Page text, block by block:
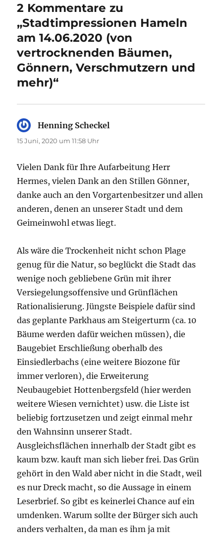
2 Kommentare zu
„Stadtimpressionen Hameln
am 14.06.2020 (von
vertrocknenden Bäumen,
Gönnern, Verschmutzern und
mehr)“
Henning Scheckel
15 Juni, 2020 um 11:58 Uhr
Vielen Dank für Ihre Aufarbeitung Herr
Hermes, vielen Dank an den Stillen Gönner,
danke auch an den Vorgartenbesitzer und allen
anderen, denen an unserer Stadt und dem
Geimeinwohl etwas liegt.
Als wäre die Trockenheit nicht schon Plage
genug für die Natur, so beglückt die Stadt das
wenige noch gebliebene Grün mit ihrer
Versiegelungsoffensive und Grünflächen
Rationalisierung. Jüngste Beispiele dafür sind
das geplante Parkhaus am Steigerturm (ca. 10
Bäume werden dafür weichen müssen), die
Baugebiet Erschließung oberhalb des
Einsiedlerbachs (eine weitere Biozone für
immer verloren), die Erweiterung
Neubaugebiet Hottenbergsfeld (hier werden
weitere Wiesen vernichtet) usw. die Liste ist
beliebig fortzusetzen und zeigt einmal mehr
den Wahnsinn unserer Stadt.
Ausgleichsflächen innerhalb der Stadt gibt es
kaum bzw. kauft man sich lieber frei. Das Grün
gehört in den Wald aber nicht in die Stadt, weil
es nur Dreck macht, so die Aussage in einem
Leserbrief. So gibt es keinerlei Chance auf ein
umdenken. Warum sollte der Bürger sich auch
anders verhalten, da man es ihm ja mit